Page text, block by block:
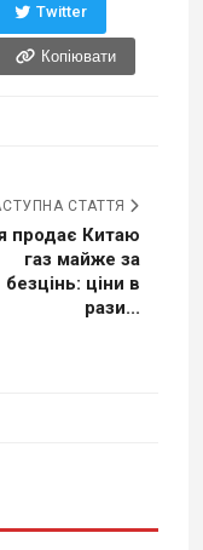
Twitter
Копіювати
СТАТТЯ
продає Китаю
газ майже за
безцінь: ціни в
рази...